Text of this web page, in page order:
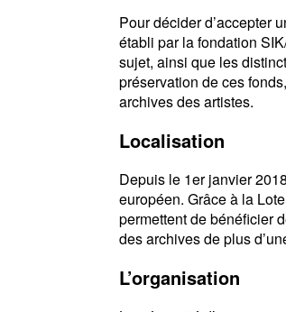
Pour décider d’accepter
établi par la fondation
sujet, ainsi que les
préservation de ces
archives des artistes.
Localisation
Depuis le 1er janvier
européen. Grâce à la
permettent de bénéficier
des archives de plus
L’organisation